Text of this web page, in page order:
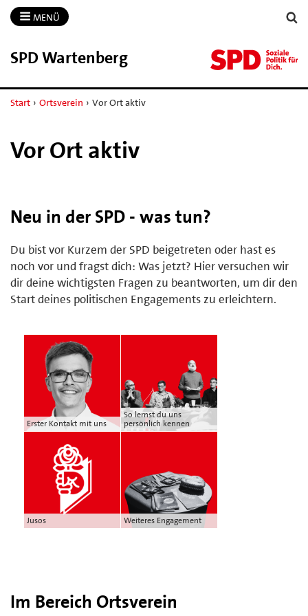
MENÜ
SPD Wartenberg
Start › Ortsverein › Vor Ort aktiv
Vor Ort aktiv
Neu in der SPD - was tun?
Du bist vor Kurzem der SPD beigetreten oder hast es
noch vor und fragst dich: Was jetzt? Hier versuchen wir
dir deine wichtigsten Fragen zu beantworten, um dir den
Start deines politischen Engagements zu erleichtern.
Erster Kontakt mit uns
So lernst du uns
persönlich kennen
Jusos Weiteres Engagement
Im Bereich Ortsverein